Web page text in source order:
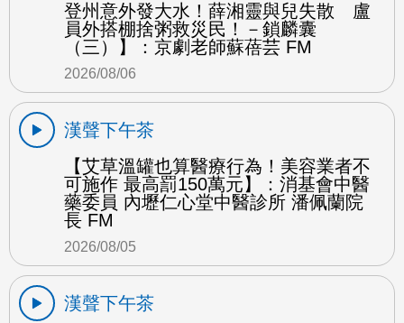
登州意外發大水！薛湘靈與兒失散 盧
員外搭棚捨粥救災民！－鎖麟囊
（三）】：京劇老師蘇蓓芸 FM
2026/08/06
漢聲下午茶
【艾草溫罐也算醫療行為！美容業者不
可施作 最高罰150萬元】：消基會中醫
藥委員 內壢仁心堂中醫診所 潘佩蘭院
長 FM
2026/08/05
漢聲下午茶